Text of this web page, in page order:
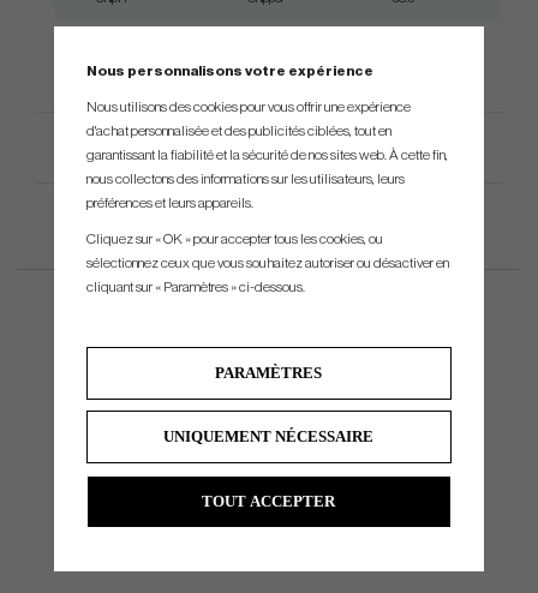
Spécification du produit
Nous personnalisons votre expérience
Nous utilisons des cookies pour vous offrir une expérience
d'achat personnalisée et des publicités ciblées, tout en
garantissant la fiabilité et la sécurité de nos sites web. À cette fin,
nous collectons des informations sur les utilisateurs, leurs
préférences et leurs appareils.
Cliquez sur « OK » pour accepter tous les cookies, ou
sélectionnez ceux que vous souhaitez autoriser ou désactiver en
cliquant sur « Paramètres » ci-dessous.
PARAMÈTRES
UNIQUEMENT NÉCESSAIRE
TOUT ACCEPTER